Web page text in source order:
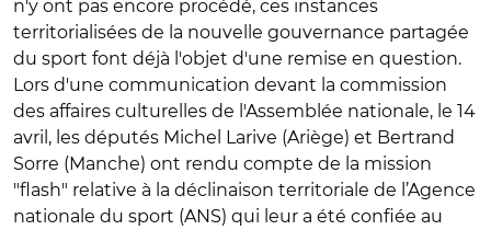
n'y ont pas encore procédé, ces instances
territorialisées de la nouvelle gouvernance partagée
du sport font déjà l'objet d'une remise en question.
Lors d'une communication devant la commission
des affaires culturelles de l'Assemblée nationale, le 14
avril, les députés Michel Larive (Ariège) et Bertrand
Sorre (Manche) ont rendu compte de la mission
"flash" relative à la déclinaison territoriale de l’Agence
nationale du sport (ANS) qui leur a été confiée au